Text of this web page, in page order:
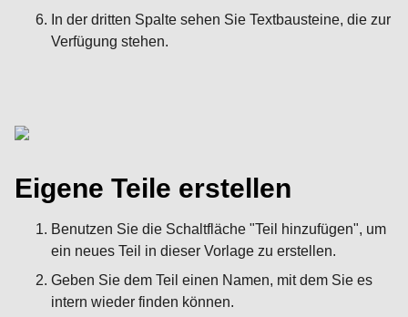
In der dritten Spalte sehen Sie Textbausteine, die zur
Verfügung stehen.
Eigene Teile erstellen
Benutzen Sie die Schaltfläche "Teil hinzufügen", um
ein neues Teil in dieser Vorlage zu erstellen.
Geben Sie dem Teil einen Namen, mit dem Sie es
intern wieder finden können.